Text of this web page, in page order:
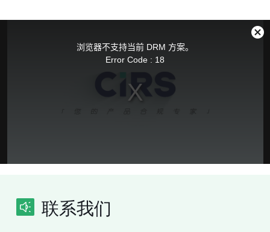
浏览器不支持当前 DRM 方案。
Error Code : 18
关
联系我们